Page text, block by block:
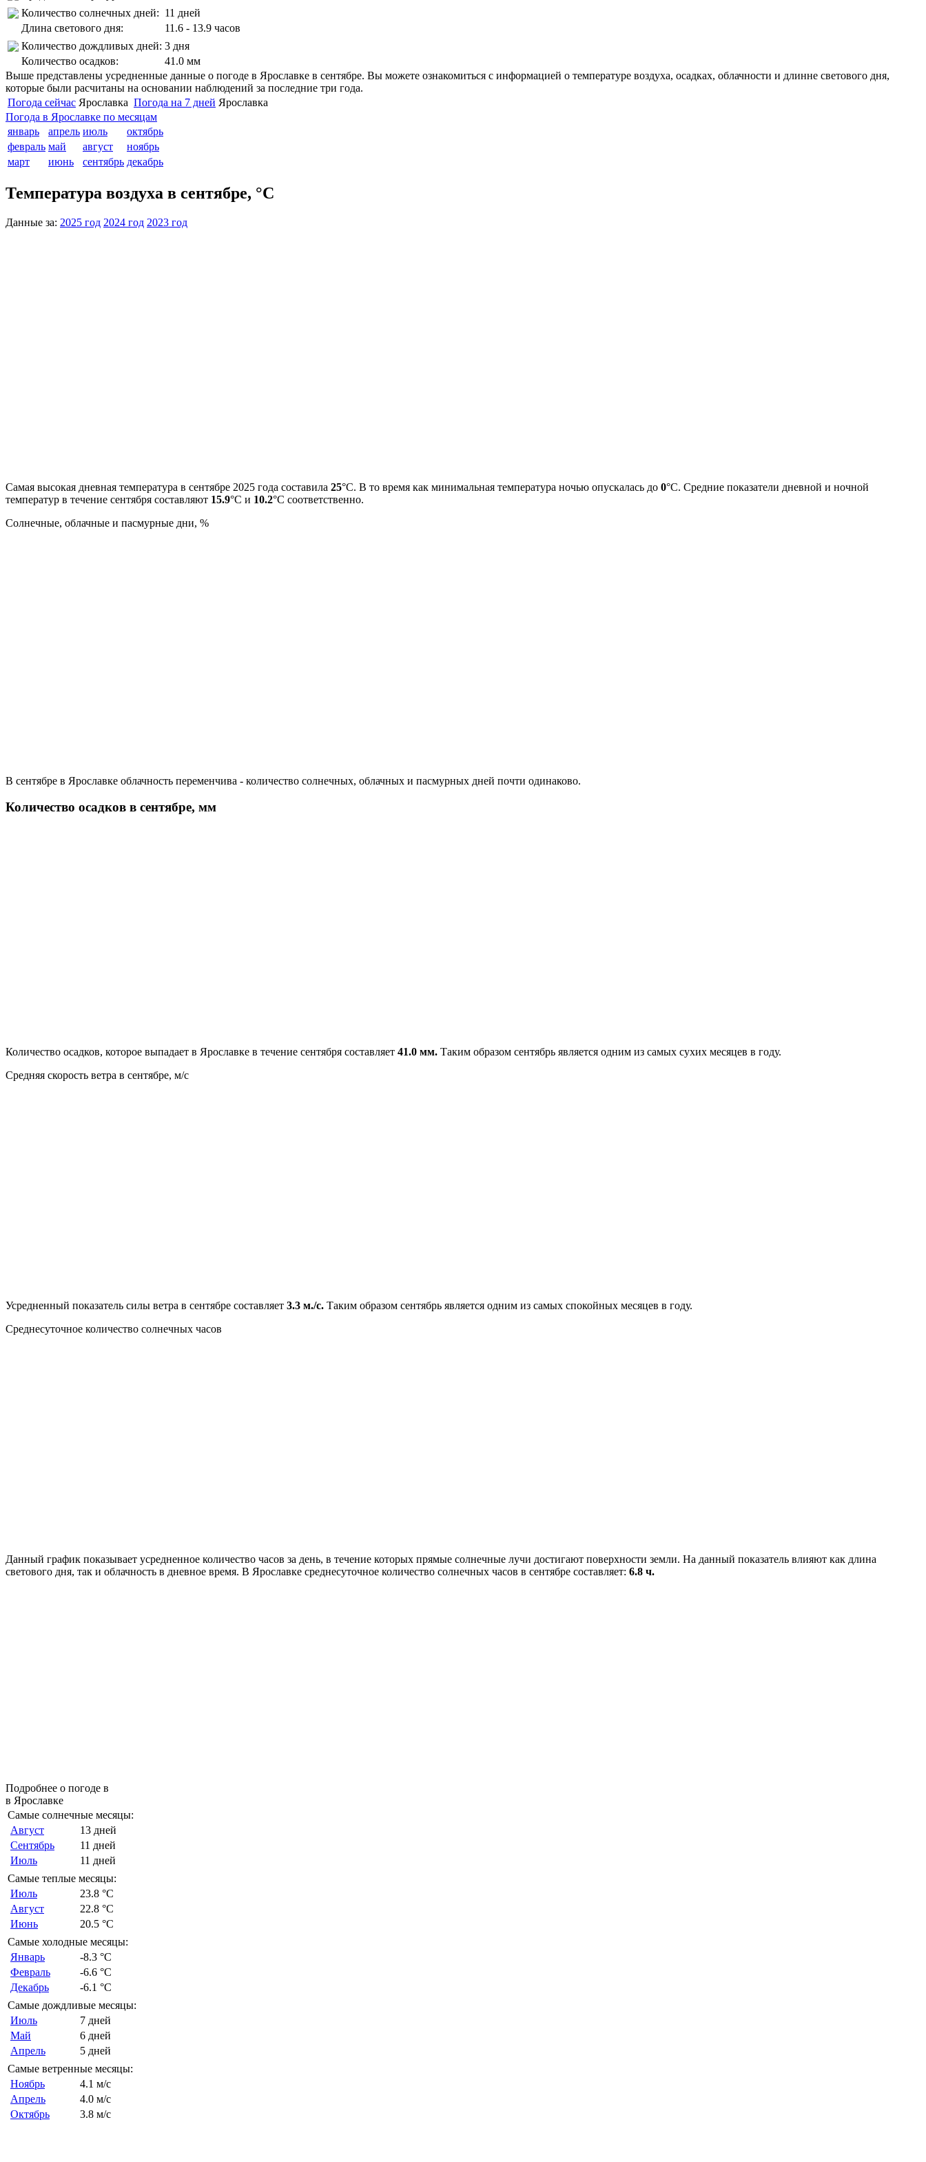
Количество солнечных дней: 11 дней
Длина светового дня:
11.6 - 13.9 часов
Количество дождливых дней: 3 дня
Количество осадков:
41.0 мм
Выше представлены усредненные данные о погоде в Ярославке в сентябре. Вы можете ознакомиться с информацией о температуре воздуха, осадках, облачности и длинне светового дня,
которые были расчитаны на основании наблюдений за последние три года.
Погода сейчас Ярославка Погода на 7 дней Ярославка
Погода в Ярославке по месяцам
январь
апрель июль
октябрь
февраль май август
ноябрь
март
июнь сентябрь декабрь
Температура воздуха в сентябре, °C
Данные за: 2025 год 2024 год 2023 год
Самая высокая дневная температура в сентябре 2025 года составила 25°С. В то время как минимальная температура ночью опускалась до 0°C. Средние показатели дневной и ночной
температур в течение сентября составляют 15.9°С и 10.2°С соответственно.
Cолнечные, облачные и пасмурные дни, %
В сентябре в Ярославке облачность переменчива - количество солнечных, облачных и пасмурных дней почти одинаково.
Количество осадков в сентябре, мм
Количество осадков, которое выпадает в Ярославке в течение сентября составляет 41.0 мм. Таким образом сентябрь является одним из самых сухих месяцев в году.
Средняя скорость ветра в сентябре, м/с
Усредненный показатель силы ветра в сентябре составляет 3.3 м./с. Таким образом сентябрь является одним из самых спокойных месяцев в году.
Среднесуточное количество солнечных часов
Данный график показывает усредненное количество часов за день, в течение которых прямые солнечные лучи достигают поверхности земли. На данный показатель влияют как длина
светового дня, так и облачность в дневное время. В Ярославке среднесуточное количество солнечных часов в сентябре составляет: 6.8 ч.
Подробнее о погоде в
в Ярославке
Самые солнечные месяцы:
Август
13 дней
Сентябрь
11 дней
Июль
11 дней
Самые теплые месяцы:
Июль
23.8 °C
Август
22.8 °C
Июнь
20.5 °C
Самые холодные месяцы:
Январь
-8.3 °C
Февраль
-6.6 °C
Декабрь
-6.1 °C
Самые дождливые месяцы:
Июль
7 дней
Май
6 дней
Апрель
5 дней
Самые ветренные месяцы:
Ноябрь
4.1 м/с
Апрель
4.0 м/с
Октябрь
3.8 м/с